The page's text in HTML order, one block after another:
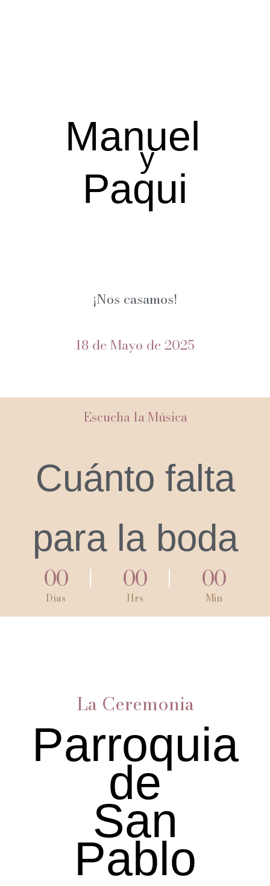
Manuel
y
Paqui
¡Nos casamos!
18 de Mayo de 2025
Escucha la Música
Cuánto falta
para la boda
00
Días
00
Hrs
00
Min
La Ceremonia
Parroquia
de
San
Pablo